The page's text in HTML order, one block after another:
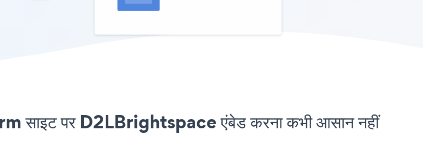
पर D2LBrightspace एंबेड करना कभी आसान नहीं